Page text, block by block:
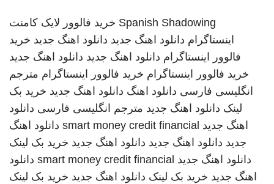
Spanish Shadowing خرید فالوور لایک کامنت
اینستاگرام دانلود اهنگ جدید دانلود اهنگ جدید خرید
فالوور اینستاگرام دانلود اهنگ جدید دانلود اهنگ جدید
خرید فالوور اینستاگرام خرید فالوور اینستاگرام مترجم
انگلیسی فارسی دانلود اهنگ دانلود اهنگ جدید خرید بک
لینک دانلود اهنگ جدید مترجم انگلیسی فارسی دانلود
اهنگ جدید smart money credit financial دانلود اهنگ
جدید دانلود اهنگ جدید دانلود اهنگ جدید خرید بک لینک
دانلود اهنگ جدید smart money credit financial دانلود
اهنگ جدید خرید بک لینک دانلود اهنگ جدید خرید بک لینک